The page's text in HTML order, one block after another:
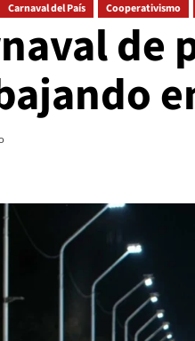
Carnaval del País Cooperativismo
de